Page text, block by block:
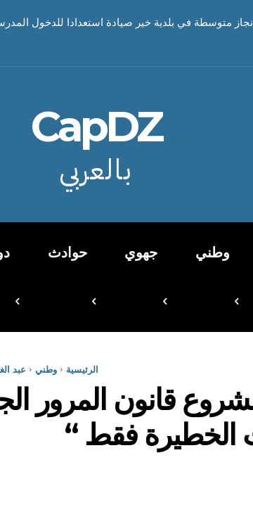
متوسطة في بلدية خير صيادة استعدادا للدخول المدرسي
CapDZ
بالعربي
وطني جهوي حوادث
الرئيسية وطني عبد
قانون المرور
الخطيرة فقط “